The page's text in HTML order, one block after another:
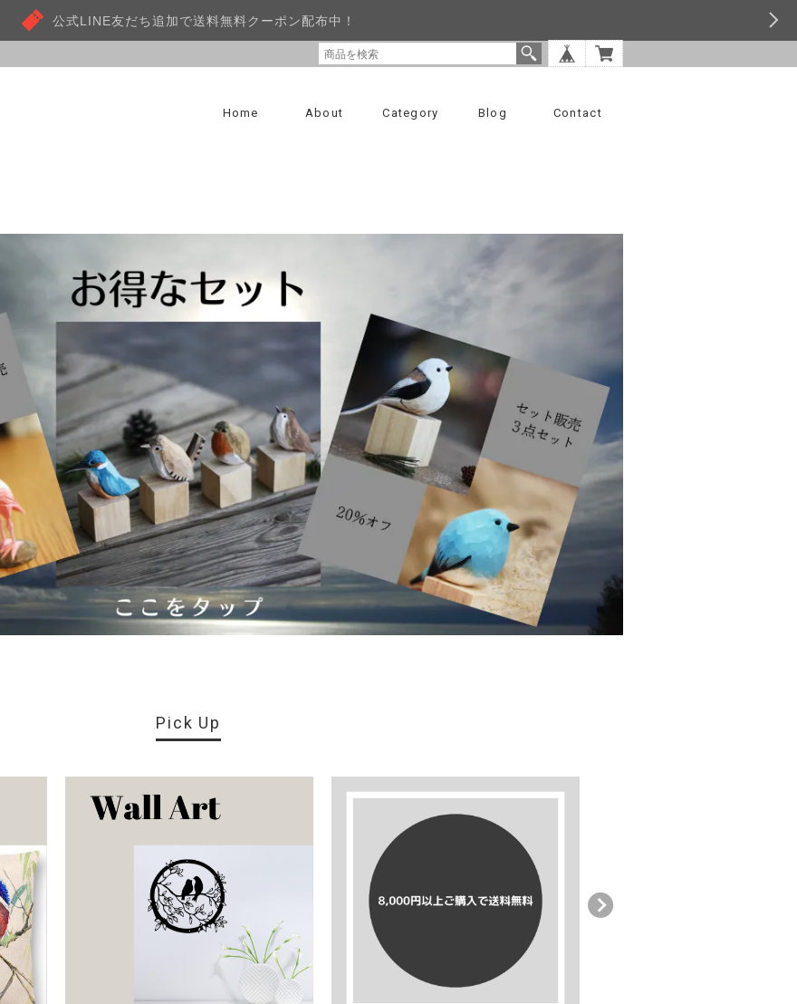
公式LINE友だち追加で送料無料クーポン配布中！
Home About Category Blog Contact
Pick Up